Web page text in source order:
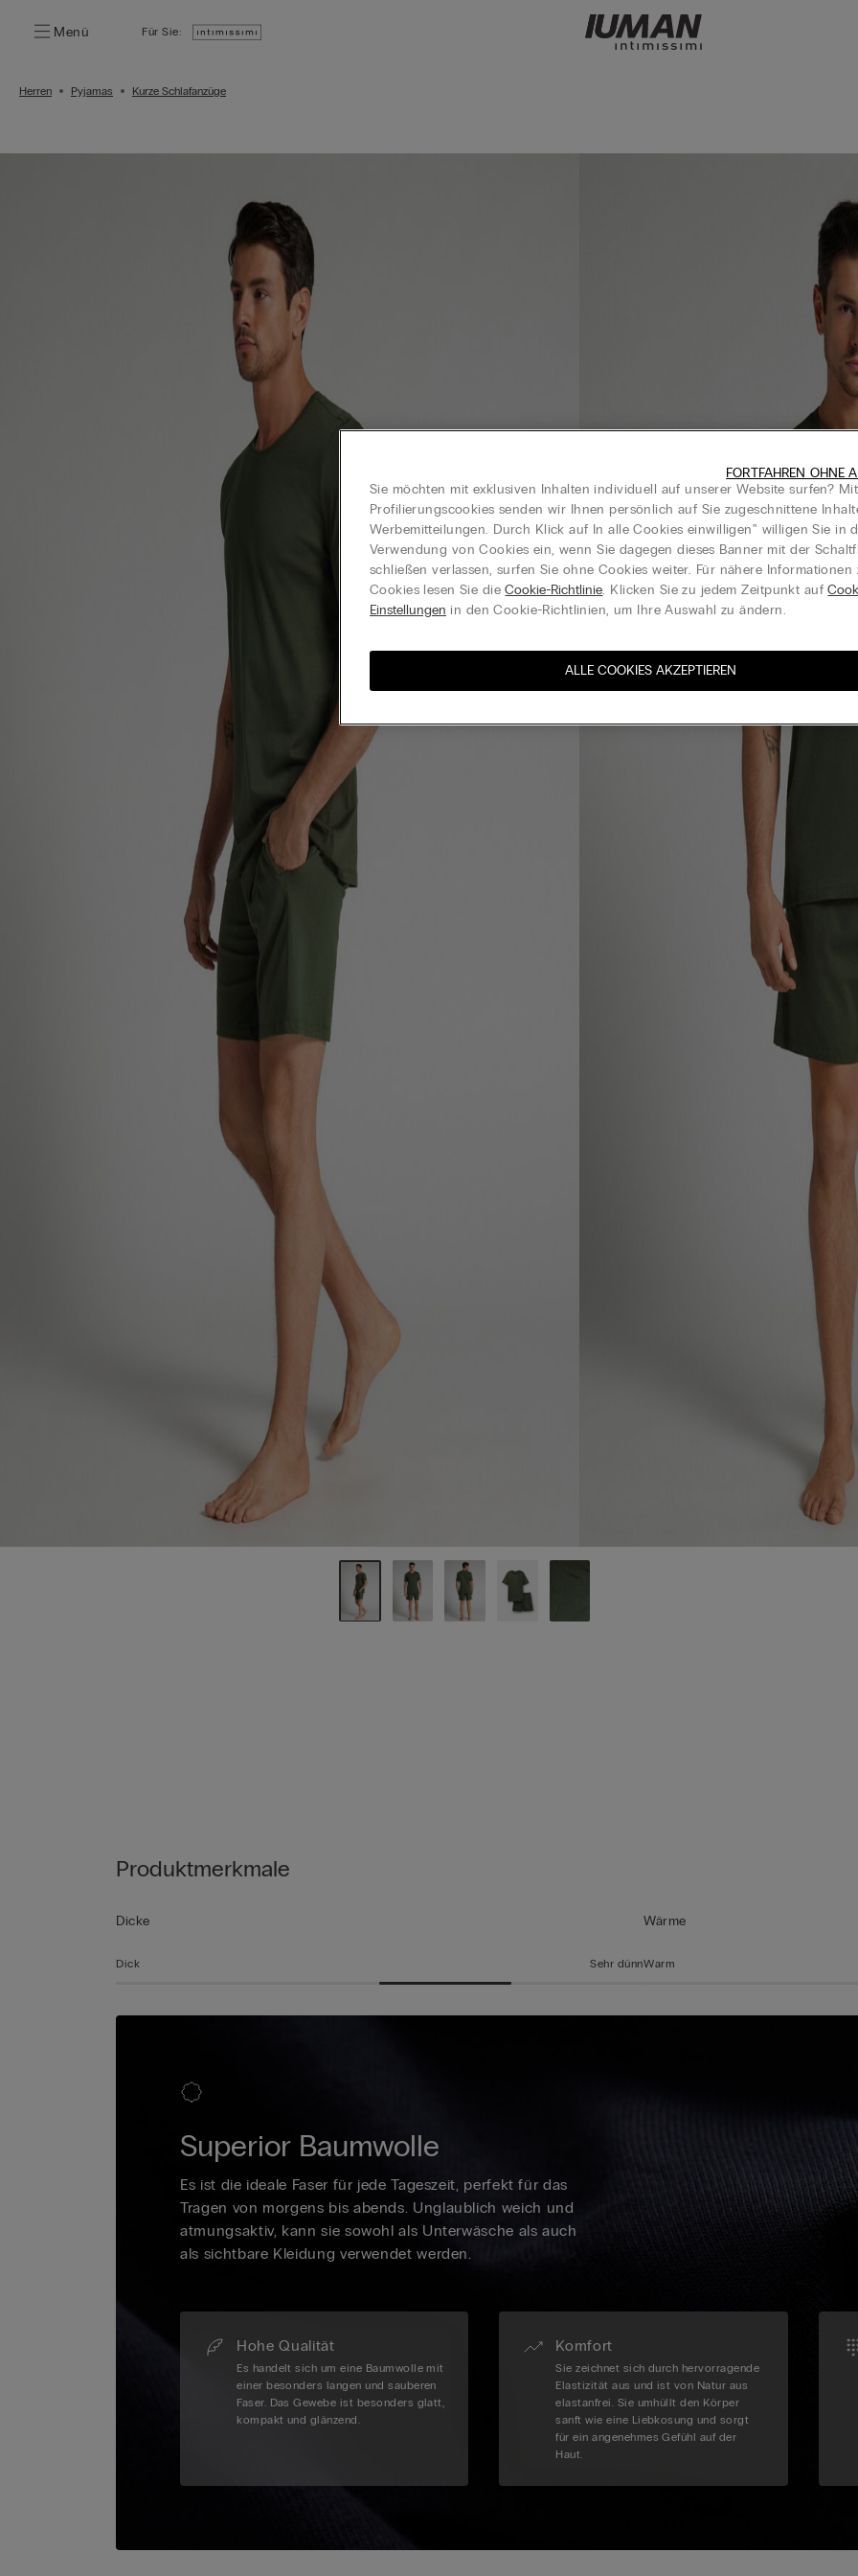
Menü Für Sie:
Herren Pyjamas Kurze Schlafanzüge
Produktmerkmale
Dicke
Dick Sehr dünn
Wärme
Warm
Superior Baumwolle
Es ist die ideale Faser für jede Tageszeit, perfekt für das
Tragen von morgens bis abends. Unglaublich weich und
atmungsaktiv, kann sie sowohl als Unterwäsche als auch
als sichtbare Kleidung verwendet werden.
Hohe Qualität
Es handelt sich um eine Baumwolle mit
einer besonders langen und sauberen
Faser. Das Gewebe ist besonders glatt,
kompakt und glänzend.
Komfort
Sie zeichnet sich durch hervorragende
Elastizität aus und ist von Natur aus
elastanfrei. Sie umhüllt den Körper
sanft wie eine Liebkosung und sorgt
für ein angenehmes Gefühl auf der
Haut.
Sie möchten mit exklusiven Inhalten individuell auf unserer Website surfen?
Profilierungscookies senden wir Ihnen persönlich auf Sie zugeschnittene
Werbemitteilungen. Durch Klick auf In alle Cookies einwilligen‟ willigen Sie in
Verwendung von Cookies ein, wenn Sie dagegen dieses Banner mit der
schließen verlassen, surfen Sie ohne Cookies weiter. Für nähere Informationen
Cookies lesen Sie dieCookie-Richtlinie. Klicken Sie zu jedem Zeitpunkt auf
Einstellungen in den Cookie-Richtlinien, um Ihre Auswahl zu ändern.
ALLE COOKIES AKZEPTIEREN
FORTFAHREN OHNE